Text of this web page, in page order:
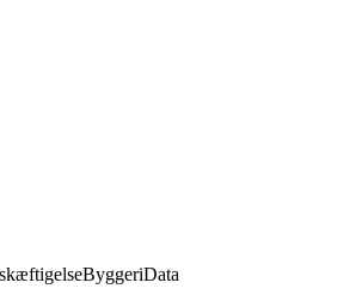
ByggeriData